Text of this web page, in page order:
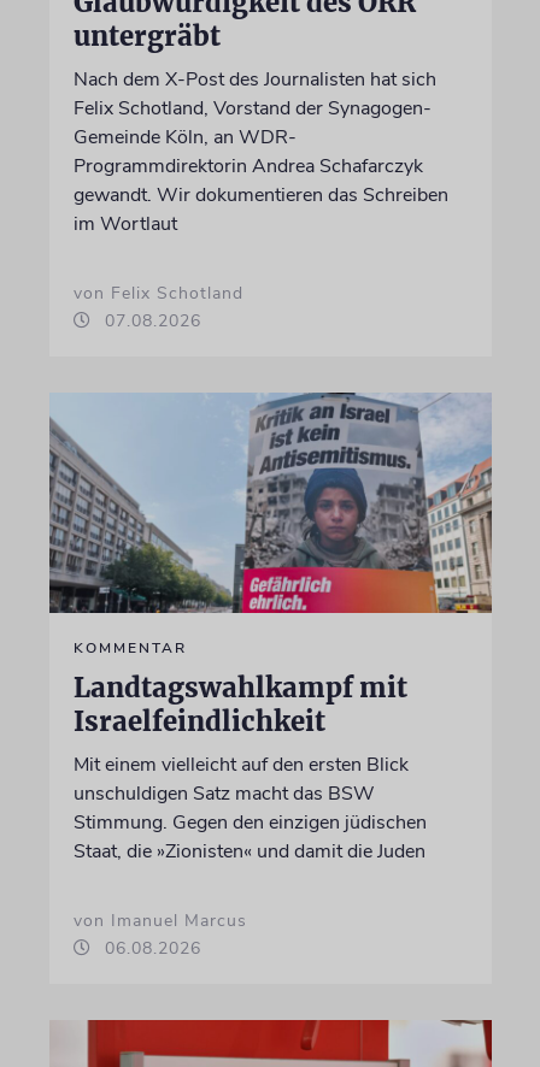
untergräbt
Nach dem X-Post des Journalisten hat sich
Felix Schotland, Vorstand der Synagogen-
Gemeinde Köln, an WDR-
Programmdirektorin Andrea Schafarczyk
gewandt. Wir dokumentieren das Schreiben
im Wortlaut
von Felix Schotland
07.08.2026
KOMMENTAR
Landtagswahlkampf mit
Israelfeindlichkeit
Mit einem vielleicht auf den ersten Blick
unschuldigen Satz macht das BSW
Stimmung. Gegen den einzigen jüdischen
Staat, die »Zionisten« und damit die Juden
von Imanuel Marcus
06.08.2026